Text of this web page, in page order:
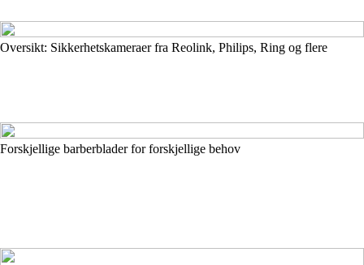
Oversikt: Sikkerhetskameraer fra Reolink, Philips, Ring og flere
Forskjellige barberblader for forskjellige behov